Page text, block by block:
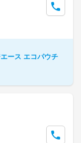
ース エコパウチ